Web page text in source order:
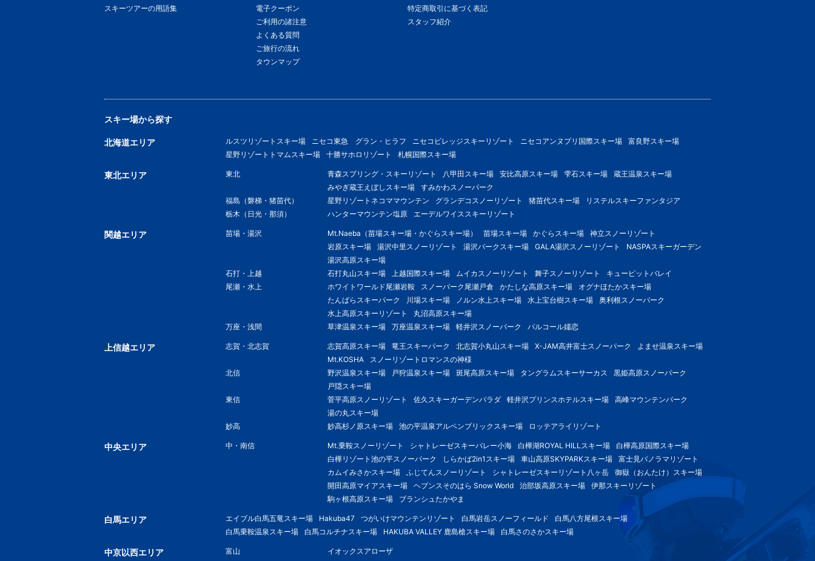
スキーツアーの用語集
電子クーポン
ご利用の諸注意
よくある質問
ご旅行の流れ
タウンマップ
特定商取引に基づく表記
スタッフ紹介
スキー場から探す
北海道エリア ルスツリゾートスキー場 ニセコ東急 グラン・ヒラフ ニセコビレッジスキーリゾート ニセコアンヌプリ国際スキー場
富良野スキー場
星野リゾートトマムスキー場
十勝サホロリゾート 札幌国際スキー場
東北エリア 東北 青森スプリング・スキーリゾート 八甲田スキー場 安比高原スキー場 雫石スキー場
蔵王温泉スキー場
みやぎ蔵王えぼしスキー場
すみかわスノーパーク
福島（磐梯・猪苗代）
星野リゾートネコママウンテン グランデコスノーリゾート 猪苗代スキー場
リステルスキーファンタジア
栃木（日光・那須）
ハンターマウンテン塩原 エーデルワイススキーリゾート
関越エリア 苗場・湯沢 Mt.Naeba（苗場スキー場・かぐらスキー場） 苗場スキー場 かぐらスキー場
神立スノーリゾート
岩原スキー場
湯沢中里スノーリゾート 湯沢パークスキー場 GALA湯沢スノーリゾート
NASPAスキーガーデン
湯沢高原スキー場
石打・上越
石打丸山スキー場 上越国際スキー場 ムイカスノーリゾート 舞子スノーリゾート
キューピットバレイ
尾瀬・水上
ホワイトワールド尾瀬岩鞍 スノーパーク尾瀬戸倉 かたしな高原スキー場
オグナほたかスキー場
たんばらスキーパーク
川場スキー場 ノルン水上スキー場 水上宝台樹スキー場
奥利根スノーパーク
水上高原スキーリゾート
丸沼高原スキー場
万座・浅間
草津温泉スキー場 万座温泉スキー場 軽井沢スノーパーク パルコール嬬恋
上信越エリア 志賀・北志賀 志賀高原スキー場 竜王スキーパーク 北志賀小丸山スキー場 X-JAM高井富士スノーパーク
よませ温泉スキー場
Mt.KOSHA
スノーリゾートロマンスの神様
北信
野沢温泉スキー場 戸狩温泉スキー場 斑尾高原スキー場 タングラムスキーサーカス
黒姫高原スノーパーク
戸隠スキー場
東信
菅平高原スノーリゾート 佐久スキーガーデンパラダ 軽井沢プリンスホテルスキー場
高峰マウンテンパーク
湯の丸スキー場
妙高
妙高杉ノ原スキー場 池の平温泉アルペンブリックスキー場 ロッテアライリゾート
中央エリア 中・南信 Mt.乗鞍スノーリゾート シャトレーゼスキーバレー小海 白樺湖ROYAL HILLスキー場
白樺高原国際スキー場
白樺リゾート池の平スノーパーク
しらかば2in1スキー場 車山高原SKYPARKスキー場
富士見パノラマリゾート
カムイみさかスキー場
ふじてんスノーリゾート シャトレーゼスキーリゾート八ヶ岳
御嶽（おんたけ）スキー場
開田高原マイアスキー場
ヘブンスそのはら Snow World 治部坂高原スキー場
伊那スキーリゾート
駒ヶ根高原スキー場
ブランシュたかやま
白馬エリア エイブル白馬五竜スキー場 Hakuba47 つがいけマウンテンリゾート 白馬岩岳スノーフィールド
白馬八方尾根スキー場
白馬乗鞍温泉スキー場
白馬コルチナスキー場 HAKUBA VALLEY 鹿島槍スキー場 白馬さのさかスキー場
中京以西エリア 富山
イオックスアローザ